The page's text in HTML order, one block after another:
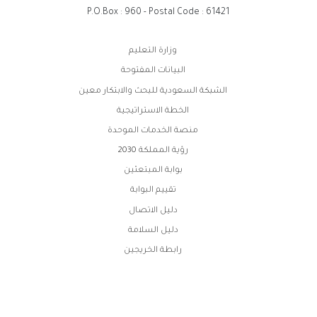
P.O.Box : 960 - Postal Code : 61421
وزارة التعليم
البيانات المفتوحة
الشبكة السعودية للبحث والابتكار معين
الخطة الاستراتيجية
منصة الخدمات الموحدة
رؤية المملكة 2030
بوابة المبتعثين
تقييم البوابة
دليل الاتصال
دليل السلامة
رابطة الخريجين